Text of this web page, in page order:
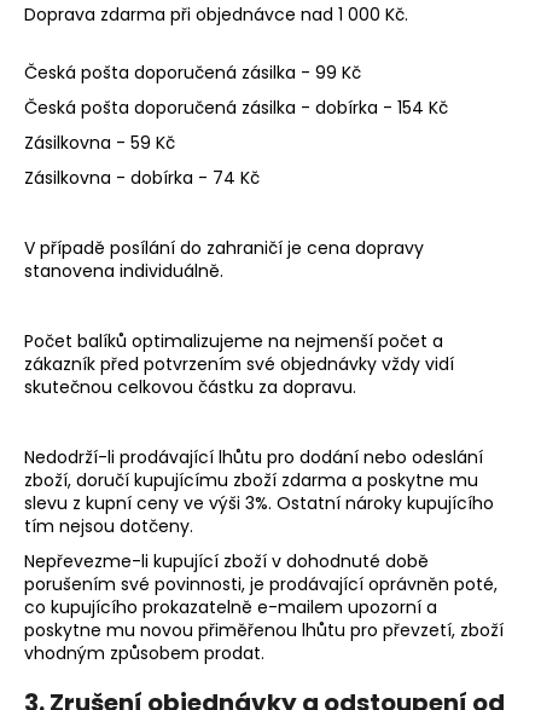
Doprava zdarma při objednávce nad 1 000 Kč.
Česká pošta doporučená zásilka - 99 Kč
Česká pošta doporučená zásilka​ - dobírka - 154 Kč​
Zásilkovna - 59 Kč
Zásilkovna - dobírka - 74 Kč
V případě posílání do zahraničí je cena dopravy
stanovena individuálně.
Počet balíků optimalizujeme na nejmenší počet a
zákazník před potvrzením své objednávky vždy vidí
skutečnou celkovou částku za dopravu.
Nedodrží-li prodávající lhůtu pro dodání nebo odeslání
zboží, doručí kupujícímu zboží zdarma a poskytne mu
slevu z kupní ceny ve výši 3%. Ostatní nároky kupujícího
tím nejsou dotčeny.
Nepřevezme-li kupující zboží v dohodnuté době
porušením své povinnosti, je prodávající oprávněn poté,
co kupujícího prokazatelně e-mailem upozorní a
poskytne mu novou přiměřenou lhůtu pro převzetí, zboží
vhodným způsobem prodat.
3. Zrušení objednávky a odstoupení od